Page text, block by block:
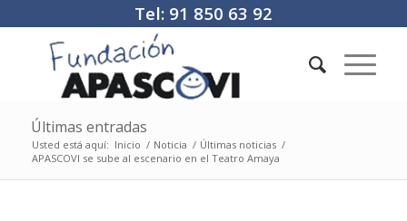
Tel: 91 850 63 92
Últimas entradas
Usted está aquí: Inicio / Noticia / Últimas noticias /
APASCOVI se sube al escenario en el Teatro Amaya